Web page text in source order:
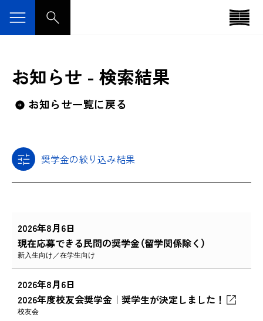
お知らせ - 検索結果
お知らせ一覧に戻る
奨学金の絞り込み結果
2026年8月6日
現在応募できる民間の奨学金（留学関係除く）
新入生向け 在学生向け
2026年8月6日
2026年度校友会奨学金｜奨学生が決定しました！
校友会